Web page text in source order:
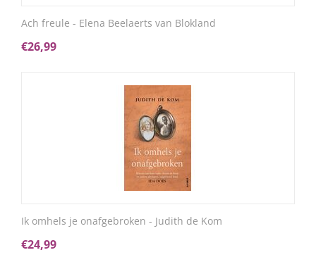
Ach freule - Elena Beelaerts van Blokland
€26,99
Ik omhels je onafgebroken - Judith de Kom
€24,99